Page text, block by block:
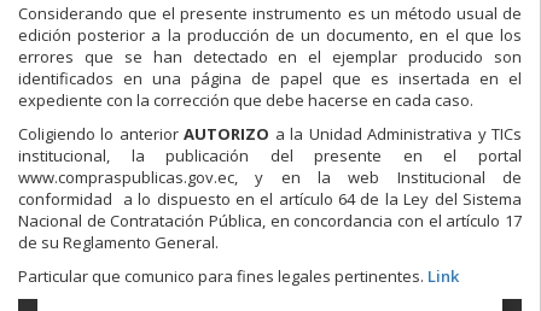
Considerando que el presente instrumento es un método usual de
edición posterior a la producción de un documento, en el que los
errores que se han detectado en el ejemplar producido son
identificados en una página de papel que es insertada en el
expediente con la corrección que debe hacerse en cada caso.
Coligiendo lo anteriorAUTORIZO a la Unidad Administrativa y TICs
institucional, la publicación del presente en el portal
www.compraspublicas.gov.ec, y en la web Institucional de
conformidad a lo dispuesto en el artículo 64 de la Ley del Sistema
Nacional de Contratación Pública, en concordancia con el artículo 17
de su Reglamento General.
Particular que comunico para fines legales pertinentes. Link